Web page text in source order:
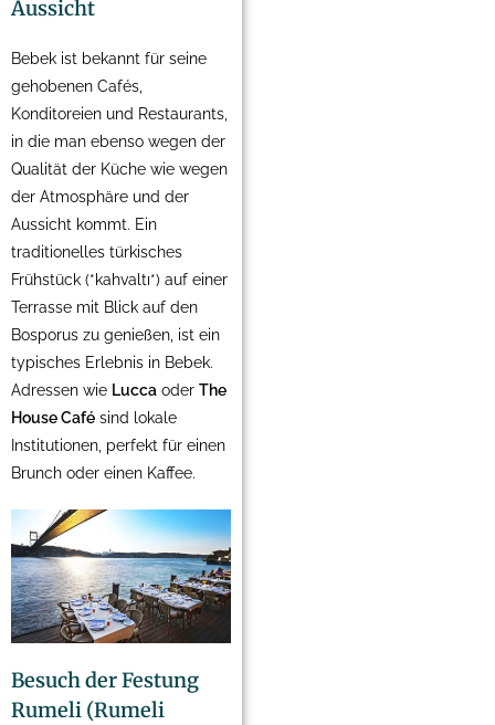
Aussicht
Bebek ist bekannt für seine
gehobenen Cafés,
Konditoreien und Restaurants,
in die man ebenso wegen der
Qualität der Küche wie wegen
der Atmosphäre und der
Aussicht kommt. Ein
traditionelles türkisches
Frühstück (*kahvaltı*) auf einer
Terrasse mit Blick auf den
Bosporus zu genießen, ist ein
typisches Erlebnis in Bebek.
Adressen wie Lucca oder The
House Café sind lokale
Institutionen, perfekt für einen
Brunch oder einen Kaffee.
Besuch der Festung
Rumeli (Rumeli